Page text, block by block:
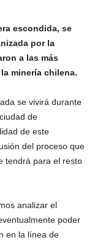
escondida, se
por la
a las más
minería chilena.
se vivirá durante
de
de este
del proceso que
tendrá para el resto
analizar el
poder
en la línea de